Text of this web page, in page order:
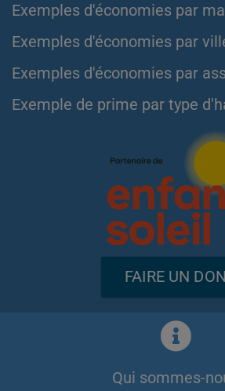
Exemples d'économies par
Exemples d'économies par
Exemples d'économies par
Exemple de prime par type
FAIRE UN DON
Qui sommes-